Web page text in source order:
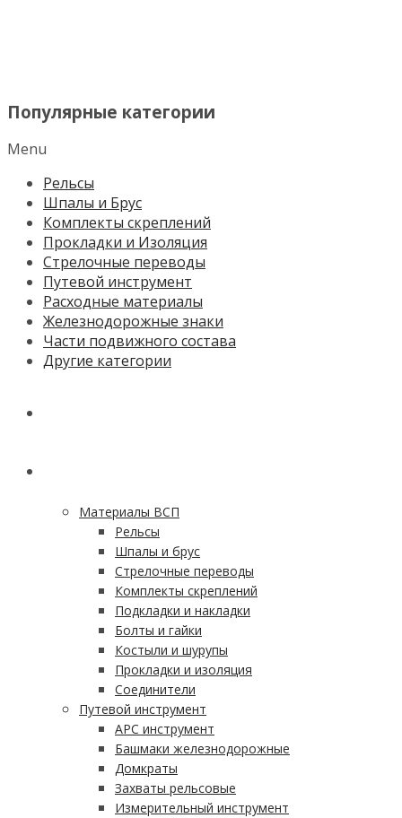
Популярные категории
Menu
Рельсы
Шпалы и Брус
Комплекты скреплений
Прокладки и Изоляция
Стрелочные переводы
Путевой инструмент
Расходные материалы
Железнодорожные знаки
Части подвижного состава
Другие категории
Материалы ВСП
Рельсы
Шпалы и брус
Стрелочные переводы
Комплекты скреплений
Подкладки и накладки
Болты и гайки
Костыли и шурупы
Прокладки и изоляция
Соединители
Путевой инструмент
АРС инструмент
Башмаки железнодорожные
Домкраты
Захваты рельсовые
Измерительный инструмент